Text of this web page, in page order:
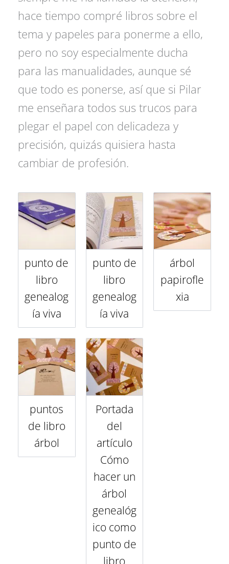
hace tiempo compré libros sobre el
tema y papeles para ponerme a ello,
pero no soy especialmente ducha
para las manualidades, aunque sé
que todo es ponerse, así que si Pilar
me enseñara todos sus trucos para
plegar el papel con delicadeza y
precisión, quizás quisiera hasta
cambiar de profesión.
punto de
libro
genealog
ía viva
punto de
libro
genealog
ía viva
árbol
papirofle
xia
puntos
de libro
árbol
Portada
del
artículo
Cómo
hacer un
árbol
genealóg
ico como
punto de
libro